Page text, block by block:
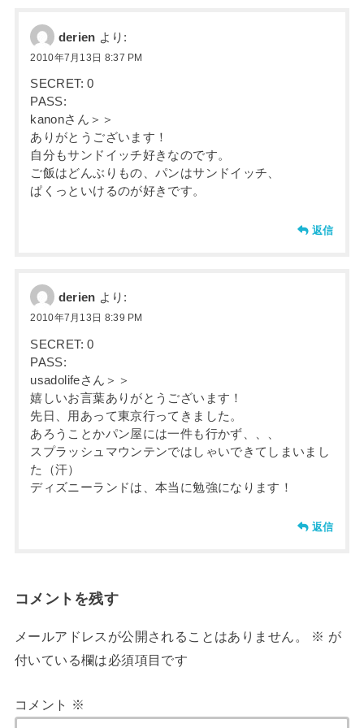
derien より:
2010年7月13日 8:37 PM
SECRET: 0
PASS:
kanonさん＞＞
ありがとうございます！
自分もサンドイッチ好きなのです。
ご飯はどんぶりもの、パンはサンドイッチ、
ぱくっといけるのが好きです。
返信
derien より:
2010年7月13日 8:39 PM
SECRET: 0
PASS:
usadolifeさん＞＞
嬉しいお言葉ありがとうございます！
先日、用あって東京行ってきました。
あろうことかパン屋には一件も行かず、、、
スプラッシュマウンテンではしゃいできてしまいまし
た（汗）
ディズニーランドは、本当に勉強になります！
返信
コメントを残す
メールアドレスが公開されることはありません。 ※ が
付いている欄は必須項目です
コメント ※